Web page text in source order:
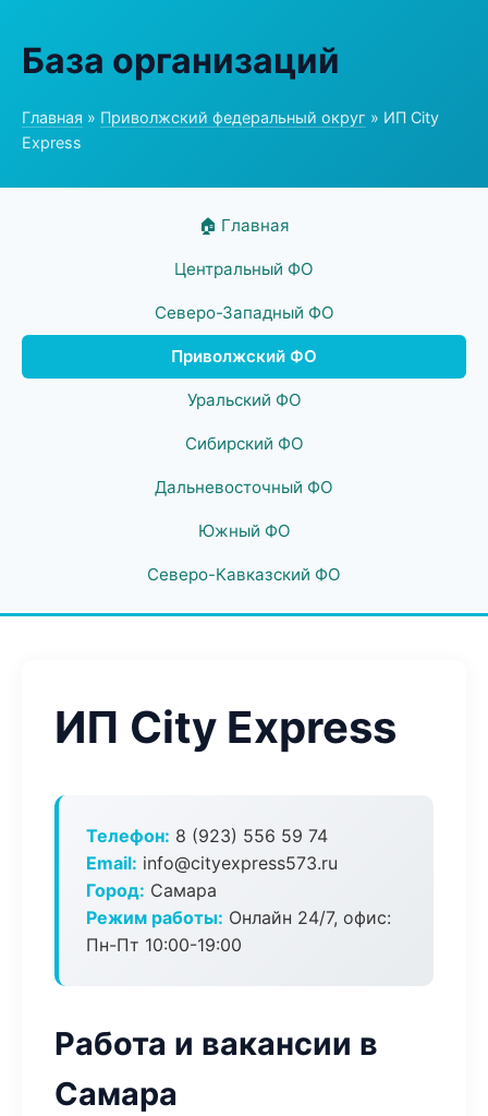
База организаций
Главная » Приволжский федеральный округ » ИП City
Express
🏠 Главная
Центральный ФО
Северо-Западный ФО
Приволжский ФО
Уральский ФО
Сибирский ФО
Дальневосточный ФО
Южный ФО
Северо-Кавказский ФО
ИП City Express
Телефон: 8 (923) 556 59 74
Email: info@cityexpress573.ru
Город: Самара
Режим работы: Онлайн 24/7, офис:
Пн-Пт 10:00-19:00
Работа и вакансии в
Самара